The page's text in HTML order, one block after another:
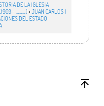
DE LA IGLESIA
- ……… )•JUAN CARLOS I
DEL ESTADO